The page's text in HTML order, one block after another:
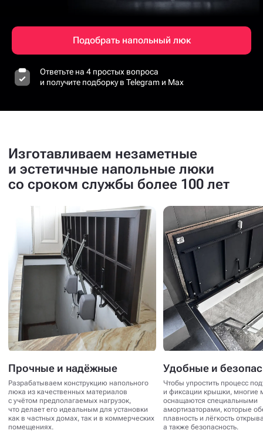
Подобрать напольный люк
Ответьте на 4 простых вопроса
и получите подборку в Telegram и Max
Изготавливаем незаметные
и эстетичные напольные люки
со сроком службы более 100 лет
Прочные и надёжные
Разрабатываем конструкцию напольного
люка из качественных материалов
с учётом предполагаемых нагрузок,
что делает его идеальным для установки
как в частных домах, так и в коммерческих
помещениях.
Удобные и
Чтобы упростить процесс
и фиксации крышки, многие
оснащаются специальными
амортизаторами, которые
плавность и лёгкость
а также безопасность.